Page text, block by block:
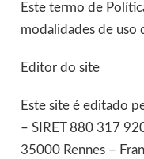
Este termo de
modalidades de uso
Editor do site
Este site é editado
– SIRET 880 317
35000 Rennes –